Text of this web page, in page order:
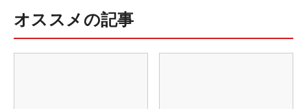
オススメの記事